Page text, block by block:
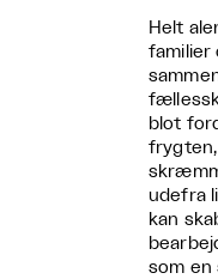
Helt
familier
blot
udefra
kan
som